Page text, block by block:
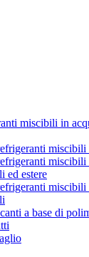
miscibili in
miscibili
miscibili
ed estere
miscibili
a base di